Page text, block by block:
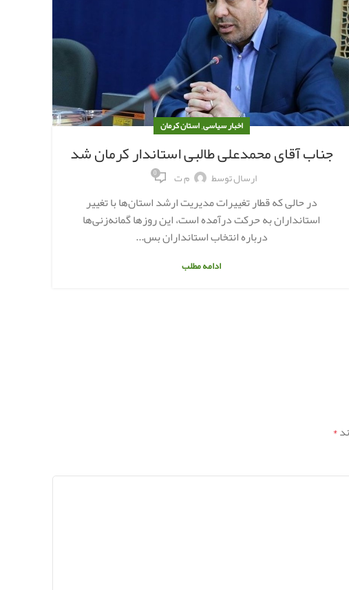
اخبار سیاسی,استان کرمان
جناب آقای محمدعلی طالبی استاندار کرمان شد
ارسال توسط م ت 0
در حالی که قطار تغییرات مدیریت ارشد استان‌ها با تغییر
استانداران به حرکت درآمده است، این روزها گمانه‌زنی‌ها
درباره انتخاب استانداران بس...
ادامه مطلب
*